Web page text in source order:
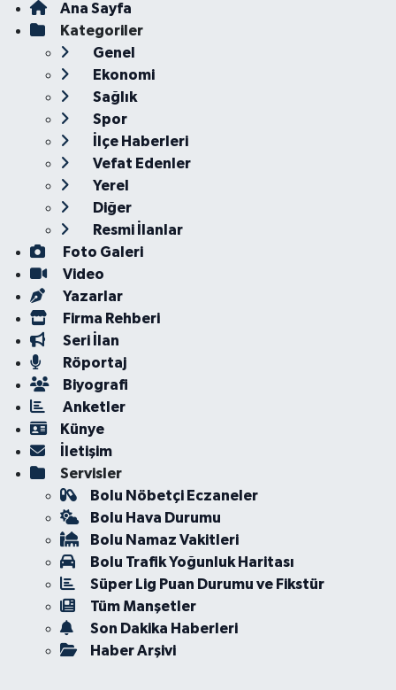
Ana Sayfa
Kategoriler
Genel
Ekonomi
Sağlık
Spor
İlçe Haberleri
Vefat Edenler
Yerel
Diğer
Resmi İlanlar
Foto Galeri
Video
Yazarlar
Firma Rehberi
Seri İlan
Röportaj
Biyografi
Anketler
Künye
İletişim
Servisler
Bolu Nöbetçi Eczaneler
Bolu Hava Durumu
Bolu Namaz Vakitleri
Bolu Trafik Yoğunluk Haritası
Süper Lig Puan Durumu ve Fikstür
Tüm Manşetler
Son Dakika Haberleri
Haber Arşivi